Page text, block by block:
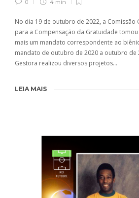
0 4 min
No dia 19 de outubro de 2022, a Comissão
para a Compensação da Gratuidade
mais um mandato correspondente ao
mandato de outubro de 2020 a outubro de
Gestora realizou diversos projetos…
LEIA MAIS